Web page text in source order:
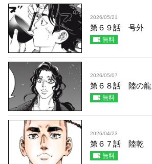
2026/05/21
第６９話 号外
無料
2026/05/07
第６８話 陸の龍
無料
2026/04/23
第６７話 陸乾
無料